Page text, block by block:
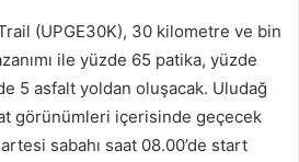
(UPGE30K), 30 kilometre ve bin
ile yüzde 65 patika, yüzde
5 asfalt yoldan oluşacak. Uludağ
görünümleri içerisinde geçecek
sabahı saat 08.00’de start